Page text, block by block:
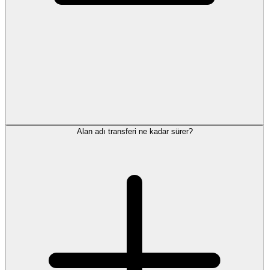
Alan adı transferi ne kadar sürer?